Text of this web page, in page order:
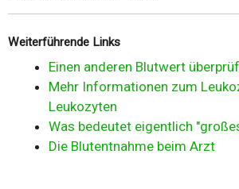
Weiterführende Links
Einen anderen Blutwert
Mehr Informationen zum
Leukozyten
Was bedeutet eigentlich
Die Blutentnahme beim Arzt